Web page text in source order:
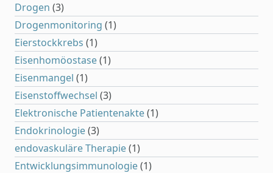
Drogen (3)
Drogenmonitoring (1)
Eierstockkrebs (1)
Eisenhomöostase(1)
Eisenmangel (1)
Eisenstoffwechsel (3)
Elektronische Patientenakte(1)
Endokrinologie(3)
endovaskuläre Therapie(1)
Entwicklungsimmunologie(1)